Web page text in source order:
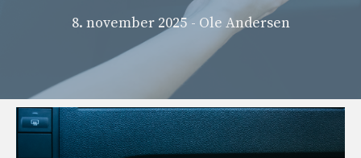
8. november 2025 - Ole Andersen